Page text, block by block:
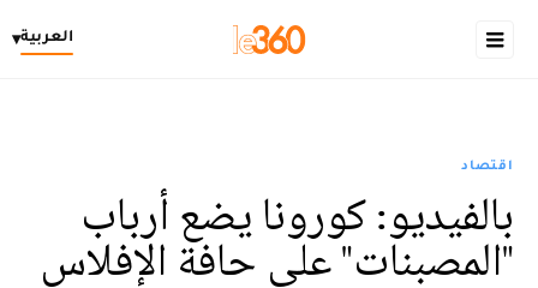
العربية▾
اقتصاد
بالفيديو: كورونا يضع أرباب
"المصبنات" على حافة الإفلاس